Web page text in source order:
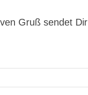
Gruß sendet Dir